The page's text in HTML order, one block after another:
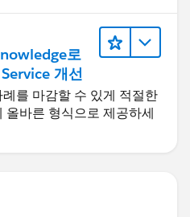
로
개선
를 마감할 수 있게 적절한
올바른 형식으로 제공하세